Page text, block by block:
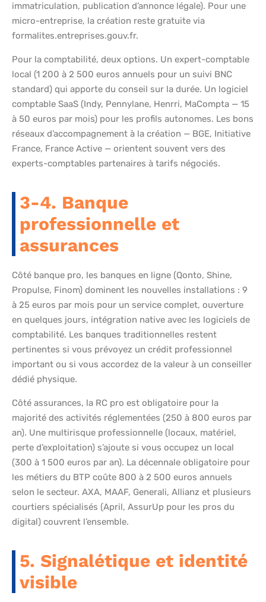
immatriculation, publication d’annonce légale). Pour une
micro-entreprise, la création reste gratuite via
formalites.entreprises.gouv.fr.
Pour la comptabilité, deux options. Un expert-comptable
local (1 200 à 2 500 euros annuels pour un suivi BNC
standard) qui apporte du conseil sur la durée. Un logiciel
comptable SaaS (Indy, Pennylane, Henrri, MaCompta — 15
à 50 euros par mois) pour les profils autonomes. Les bons
réseaux d’accompagnement à la création — BGE, Initiative
France, France Active — orientent souvent vers des
experts-comptables partenaires à tarifs négociés.
3-4. Banque
professionnelle et
assurances
Côté banque pro, les banques en ligne (Qonto, Shine,
Propulse, Finom) dominent les nouvelles installations : 9
à 25 euros par mois pour un service complet, ouverture
en quelques jours, intégration native avec les logiciels de
comptabilité. Les banques traditionnelles restent
pertinentes si vous prévoyez un crédit professionnel
important ou si vous accordez de la valeur à un conseiller
dédié physique.
Côté assurances, la RC pro est obligatoire pour la
majorité des activités réglementées (250 à 800 euros par
an). Une multirisque professionnelle (locaux, matériel,
perte d’exploitation) s’ajoute si vous occupez un local
(300 à 1 500 euros par an). La décennale obligatoire pour
les métiers du BTP coûte 800 à 2 500 euros annuels
selon le secteur. AXA, MAAF, Generali, Allianz et plusieurs
courtiers spécialisés (April, AssurUp pour les pros du
digital) couvrent l’ensemble.
5. Signalétique et identité
visible